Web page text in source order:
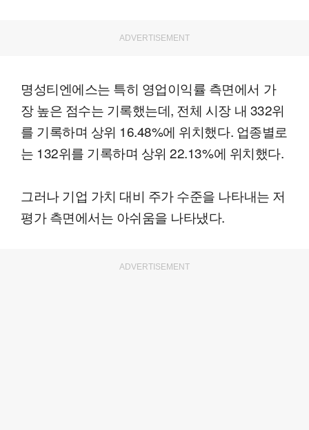
ADVERTISEMENT
명성티엔에스는 특히 영업이익률 측면에서 가
장 높은 점수는 기록했는데, 전체 시장 내 332위
를 기록하며 상위 16.48%에 위치했다. 업종별로
는 132위를 기록하며 상위 22.13%에 위치했다.
그러나 기업 가치 대비 주가 수준을 나타내는 저
평가 측면에서는 아쉬움을 나타냈다.
ADVERTISEMENT